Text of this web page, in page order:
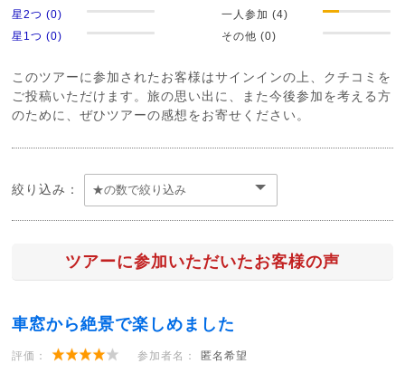
星2つ (0)
星1つ (0)
一人参加 (4)
その他 (0)
このツアーに参加されたお客様はサインインの上、クチコミを
ご投稿いただけます。旅の思い出に、また今後参加を考える方
のために、ぜひツアーの感想をお寄せください。
絞り込み：
ツアーに参加いただいたお客様の声
車窓から絶景で楽しめました
評価： 参加者名： 匿名希望